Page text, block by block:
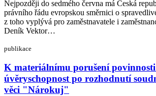
Nejpozději do sedmého června má Česká
právního řádu evropskou směrnici o
z toho vyplývá pro zaměstnavatele i
Deník Vektor…
publikace
K materiálnímu porušení
úvěryschopnost po rozhodnutí
věci "Nárokuj"